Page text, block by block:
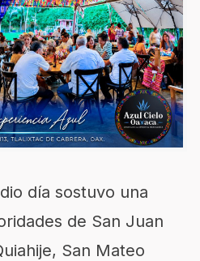
día sostuvo una
de San Juan
San Mateo